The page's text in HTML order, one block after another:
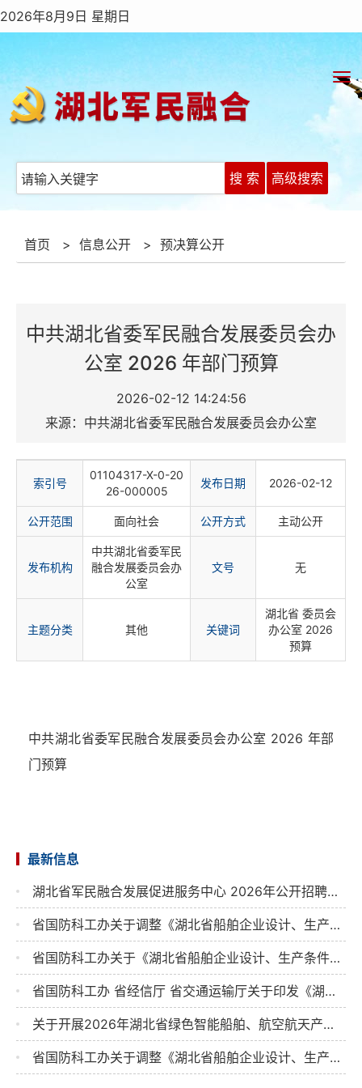
2026年8月9日 星期日
搜 索 高级搜索
首页 > 信息公开 > 预决算公开
中共湖北省委军民融合发展委员会办
公室 2026 年部门预算
2026-02-12 14:24:56
来源：中共湖北省委军民融合发展委员会办公室
索引号
01104317-X-0-20
26-000005
发布日期 2026-02-12
公开范围 面向社会 公开方式 主动公开
发布机构
中共湖北省委军民
融合发展委员会办
公室
文号 无
主题分类 其他 关键词
湖北省 委员会
办公室 2026
预算
中共湖北省委军民融合发展委员会办公室 2026 年部
门预算
最新信息
湖北省军民融合发展促进服务中心 2026年公开招聘工作拟聘用人员公示
省国防科工办关于调整《湖北省船舶企业设计、生产条件行政备案合格目录》的公告
省国防科工办关于《湖北省船舶企业设计、生产条件行政备案登记目录》的公示
省国防科工办 省经信厅 省交通运输厅关于印发《湖北省培育壮大绿色智能船舶产业若干措施》的通知
关于开展2026年湖北省绿色智能船舶、航空航天产业领域财政专项资金“拨改投”项目 征集的通知
省国防科工办关于调整《湖北省船舶企业设计、生产条件行政备案合格目录》的公告